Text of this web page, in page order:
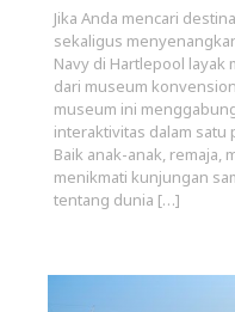
Jika Anda mencari
sekaligus
Navy di Hartlepool layak
dari museum
museum ini
interaktivitas dalam satu
Baik anak-anak, remaja,
menikmati kunjungan
tentang dunia […]